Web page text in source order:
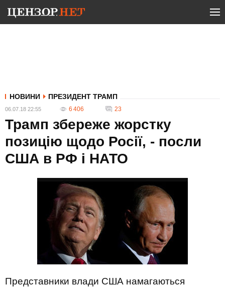
НОВИНИ ПРЕЗИДЕНТ ТРАМП
06.07.18 22:55 6 406 23
Трамп збереже жорстку
позицію щодо Росії, - посли
США в РФ і НАТО
Представники влади США намагаються